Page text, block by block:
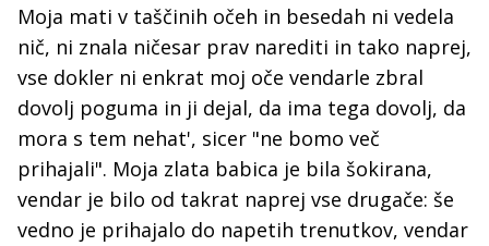
Moja mati v taščinih očeh in besedah ni vedela
nič, ni znala ničesar prav narediti in tako naprej,
vse dokler ni enkrat moj oče vendarle zbral
dovolj poguma in ji dejal, da ima tega dovolj, da
mora s tem nehat', sicer "ne bomo več
prihajali". Moja zlata babica je bila šokirana,
vendar je bilo od takrat naprej vse drugače: še
vedno je prihajalo do napetih trenutkov, vendar